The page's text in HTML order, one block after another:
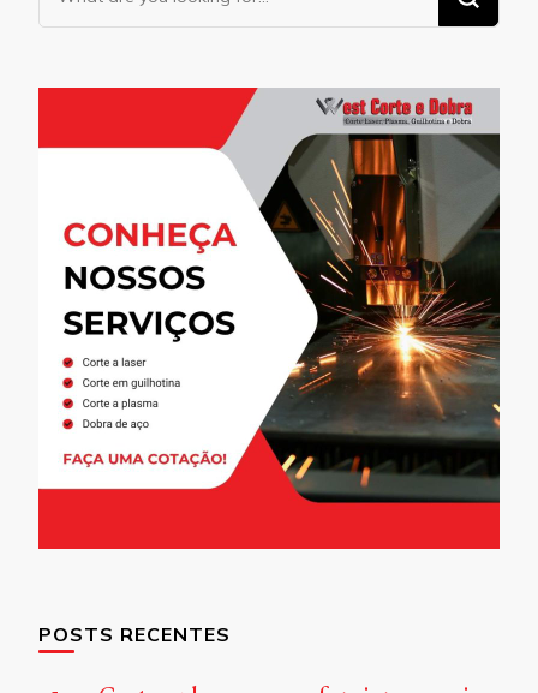
for
POSTS RECENTES